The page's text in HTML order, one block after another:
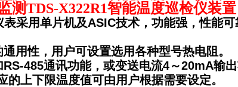
测TDS-X322R1智能温度巡检仪装置
采用单片机及ASIC技术，功能强，性能
用性，用户可设置选用各种型号热电阻。
485通讯功能，或变送电流4～20mA输
的上下限温度值可由用户根据需要设定。